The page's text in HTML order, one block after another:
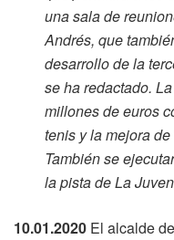
una sala de
Andrés, que
desarrollo de la
se ha redactado.
millones de euros
tenis y la mejora
También se
la pista de La
10.01.2020 El alcalde